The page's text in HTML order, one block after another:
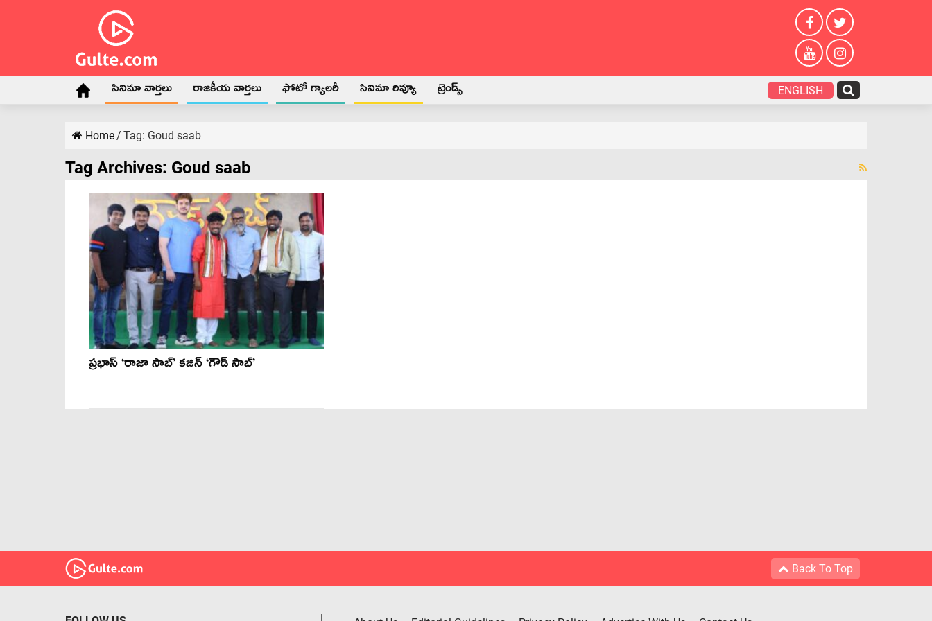
సినిమా వార్తలు రాజకీయ వార్తలు ఫోటో గ్యాలరీ సినిమా రివ్యూ ట్రెండ్స్ ENGLISH
Home/ Tag: Goud saab
Tag Archives: Goud saab
ప్రభాస్ ‘రాజా సాబ్’ కజిన్ ‘గౌడ్ సాబ్’
Back To Top